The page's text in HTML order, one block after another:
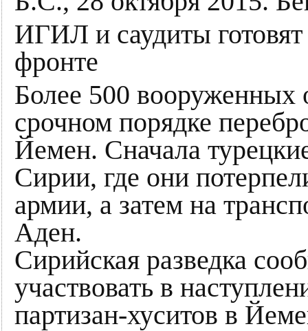
ИГИЛ и саудиты
фронте
Более 500
срочном порядке
Йемен. Сначала
Сирии, где они
армии, а затем на
Аден.
Сирийская разведка
участвовать в
партизан-хуситов в